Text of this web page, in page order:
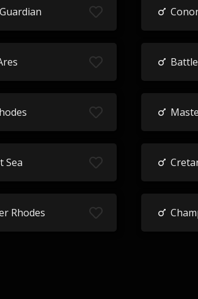
Sea
Rhodes